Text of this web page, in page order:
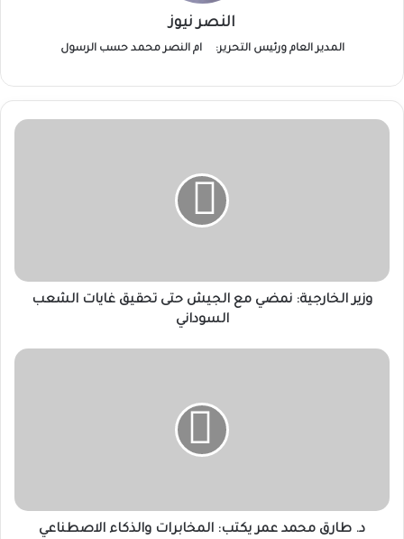
النصر نيوز
المدير العام ورئيس التحرير: ام النصر محمد حسب الرسول
وزير
الشعب
السوداني
وزير الخارجية: نمضي مع الجيش حتى تحقيق غايات الشعب
السوداني
د.
د. طارق محمد عمر يكتب: المخابرات والذكاء الاصطناعي